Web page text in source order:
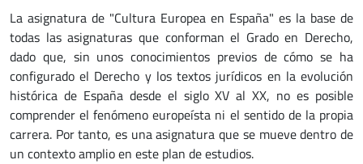
La asignatura de "Cultura Europea en España" es la base de
todas las asignaturas que conforman el Grado en Derecho,
dado que, sin unos conocimientos previos de cómo se ha
configurado el Derecho y los textos jurídicos en la evolución
histórica de España desde el siglo XV al XX, no es posible
comprender el fenómeno europeísta ni el sentido de la propia
carrera. Por tanto, es una asignatura que se mueve dentro de
un contexto amplio en este plan de estudios.